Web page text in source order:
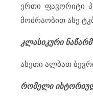
ერთი ფავორიტი
მოძრაობით ასე
კლასიკური
ასეთი ალბათ
რომელი